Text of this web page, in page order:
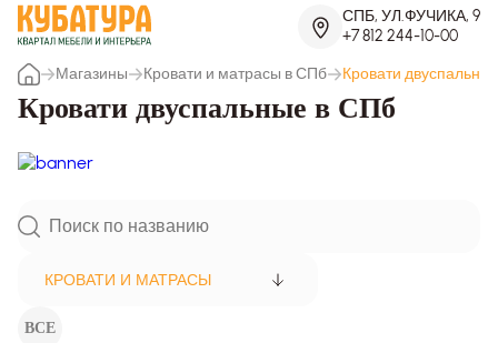
СПБ, УЛ.ФУЧИКА, 9
+7 812 244-10-00
Магазины
Кровати и матрасы в СПб Кровати
Кровати двуспальные в СПб
КРОВАТИ И МАТРАСЫ
ВСЕ